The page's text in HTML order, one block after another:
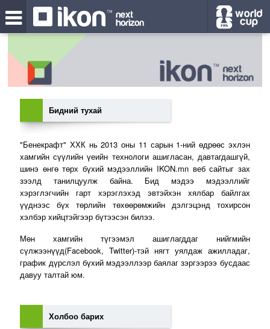
Бидний тухай
"Бенекрафт" ХХК нь 2013 оны 11 сарын 1-ний өдрөөс эхлэн
хамгийн сүүлийн үеийн технологи ашигласан, давтагдашгүй,
шинэ өнгө төрх бүхий мэдээллийн IKON.mn веб сайтыг зах
зээлд танилцуулж байна. Бид мэдээ мэдээллийг
хэрэглэгчийн гарт хэрэглэхэд эвтэйхэн хялбар байлгах
үүднээс бүх төрлийн төхөөрөмжийн дэлгэцэнд тохирсон
хэлбэр хийцтэйгээр бүтээсэн билээ.
Мөн хамгийн түгээмэл ашиглагддаг нийгмийн
сүлжээнүүд(Facebook, Twitter)-тэй нягт уялдаж ажилладаг,
график дүрслэл бүхий мэдээллээр баялаг зэргээрээ бусдаас
давуу талтай юм.
Холбоо барих